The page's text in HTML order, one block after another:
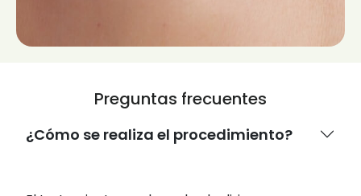
Preguntas frecuentes
¿Cómo se realiza el procedimiento?